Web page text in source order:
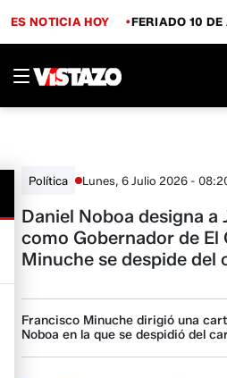
ES NOTICIA HOY FERIADO 10 DE
Política Lunes, 6 Julio 2026 -
Daniel Noboa designa a
como Gobernador de El
Minuche se despide del
Francisco Minuche dirigió una
Noboa en la que se despidió del